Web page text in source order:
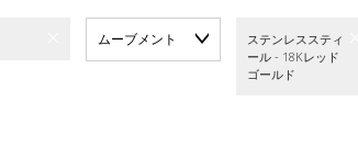
ムーブメント
ステンレススティ
ール - 18Kレッド
ゴールド